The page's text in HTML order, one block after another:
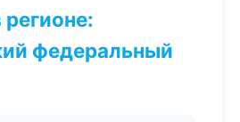
федеральный